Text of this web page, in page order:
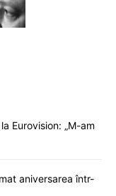
Eurovision: „M-am
aniversarea într-